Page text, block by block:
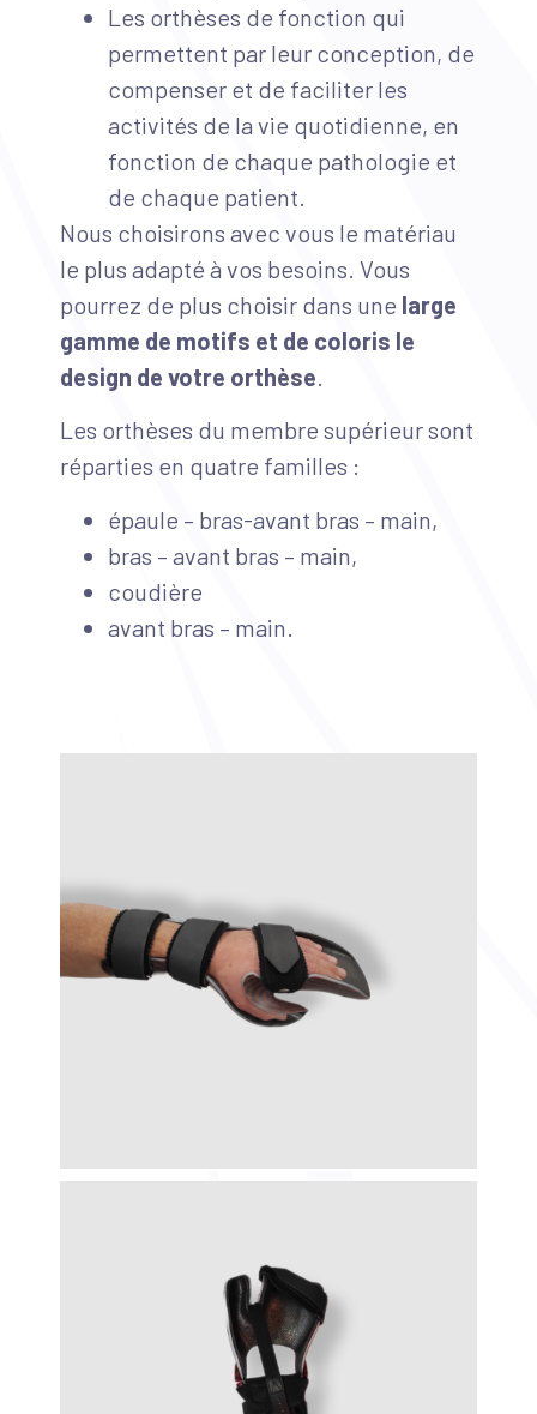
Les orthèses de fonction qui
permettent par leur conception, de
compenser et de faciliter les
activités de la vie quotidienne, en
fonction de chaque pathologie et
de chaque patient.
Nous choisirons avec vous le matériau
le plus adapté à vos besoins. Vous
pourrez de plus choisir dans une large
gamme de motifs et de coloris le
design de votre orthèse
Les orthèses du membre supérieur sont
réparties en quatre familles :
épaule – bras-avant bras – main,
bras – avant bras – main,
coudière
avant bras – main.